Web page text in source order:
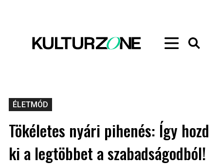
ÉLETMÓD
Tökéletes nyári pihenés: Így hozd
ki a legtöbbet a szabadságodból!